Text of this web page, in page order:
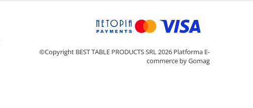
©Copyright BEST TABLE PRODUCTS SRL 2026 Platforma E-
commerce by Gomag